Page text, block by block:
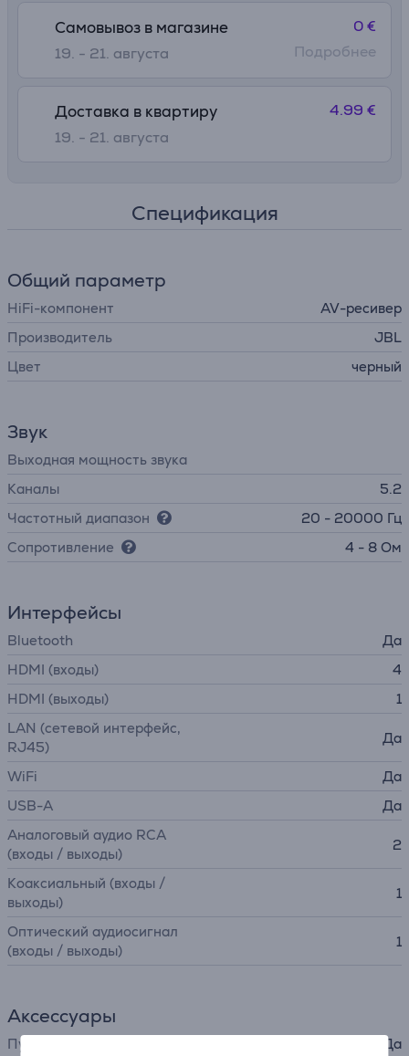
Самовывоз в магазине
19. - 21. августа
0 €
Подробнее
Доставка в квартиру
19. - 21. августа
4.99 €
Спецификация
Общий параметр
HiFi-компонент
AV-ресивер
Производитель
JBL
Цвет
черный
Звук
Выходная мощность звука
Каналы
5.2
Частотный диапазон
20 - 20000 Гц
Сопротивление
4 - 8 Ом
Интерфейсы
Bluetooth
Да
HDMI (входы)
4
HDMI (выходы)
1
LAN (сетевой интерфейс,
RJ45)
Да
WiFi
Да
USB-A
Да
Аналоговый аудио RCA
(входы / выходы)
2
Коаксиальный (входы /
выходы)
1
Оптический аудиосигнал
(входы / выходы)
1
Аксессуары
Пульт ДУ Да